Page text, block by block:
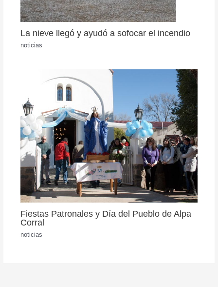
La nieve llegó y ayudó a sofocar el incendio
noticias
Fiestas Patronales y Día del Pueblo de Alpa
Corral
noticias